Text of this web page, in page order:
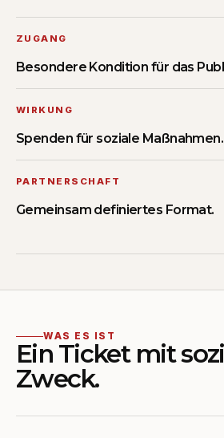
ZUGANG
Besondere Kondition für das
WIRKUNG
Spenden für soziale Maßnahmen.
PARTNERSCHAFT
Gemeinsam definiertes Format.
WAS ES IST
Ein Ticket mit
Zweck.